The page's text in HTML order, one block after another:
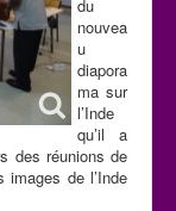
du
nouvea
u
diapora
ma sur
l’Inde
qu’il a
des réunions de
images de l’Inde